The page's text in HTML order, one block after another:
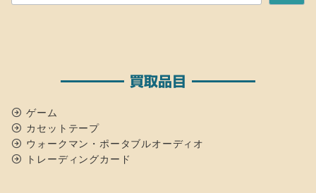
買取品目
ゲーム
カセットテープ
ウォークマン・ポータブルオーディオ
トレーディングカード